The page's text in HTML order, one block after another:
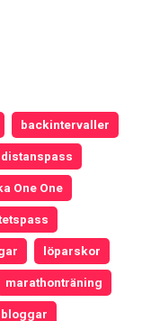
backintervaller
distanspass
One One
löparskor
marathonträning